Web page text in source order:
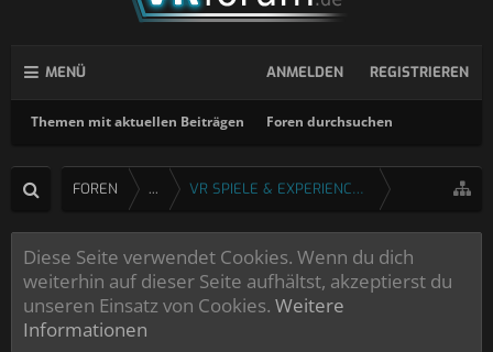
MENÜ
Themen mit aktuellen Beiträgen Foren durchsuchen
ANMELDEN REGISTRIEREN
FOREN ... VR SPIELE & EXPERIENCES
Diese Seite verwendet Cookies. Wenn du dich
weiterhin auf dieser Seite aufhältst, akzeptierst du
unseren Einsatz von Cookies. Weitere
Informationen